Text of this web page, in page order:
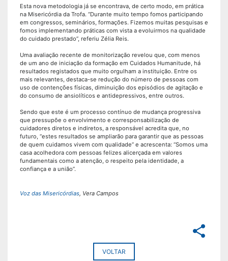
Esta nova metodologia já se encontrava, de certo modo, em prática
na Misericórdia da Trofa. “Durante muito tempo fomos participando
em congressos, seminários, formações. Fizemos muitas pesquisas e
fomos implementando práticas com vista a evoluirmos na qualidade
do cuidado prestado”, referiu Zélia Reis.
Uma avaliação recente de monitorização revelou que, com menos
de um ano de iniciação da formação em Cuidados Humanitude, há
resultados registados que muito orgulham a instituição. Entre os
mais relevantes, destaca-se redução do número de pessoas com
uso de contenções físicas, diminuição dos episódios de agitação e
do consumo de ansiolíticos e antidepressivos, entre outros.
Sendo que este é um processo contínuo de mudança progressiva
que pressupõe o envolvimento e corresponsabilização de
cuidadores diretos e indiretos, a responsável acredita que, no
futuro, “estes resultados se ampliarão para garantir que as pessoas
de quem cuidamos vivem com qualidade” e acrescenta: “Somos uma
casa acolhedora com pessoas felizes alicerçada em valores
fundamentais como a atenção, o respeito pela identidade, a
confiança e a união”.
Voz das Misericórdias , Vera Campos
share
VOLTAR